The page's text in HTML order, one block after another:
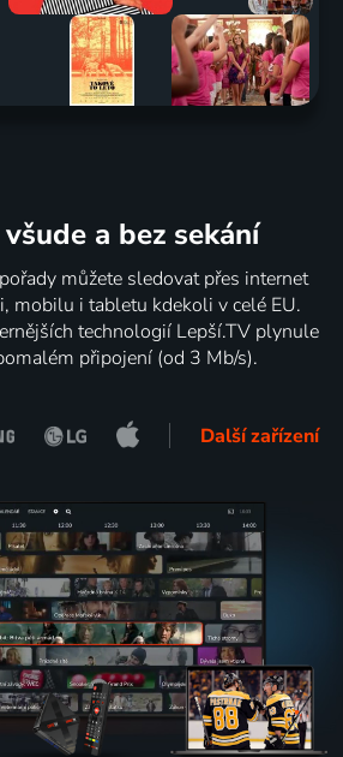
a bez sekání
můžete sledovat přes internet
mobilu i tabletu kdekoli v celé EU.
technologií Lepší.TV plynule
připojení (od 3 Mb/s).
Další zařízení